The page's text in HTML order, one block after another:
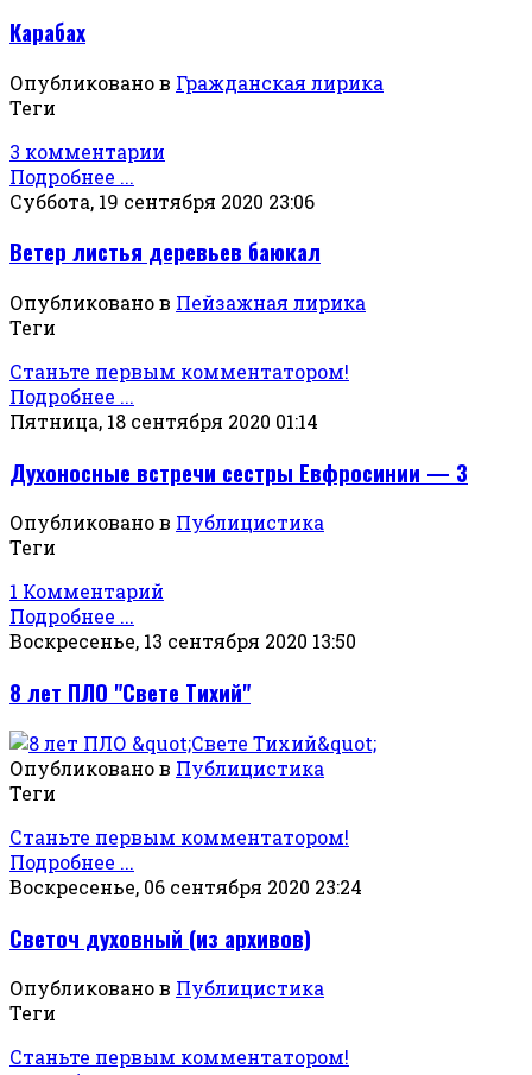
Карабах
Опубликовано в Гражданская лирика
Теги
3 комментарии
Подробнее ...
Суббота, 19 сентября 2020 23:06
Ветер листья деревьев баюкал
Опубликовано в Пейзажная лирика
Теги
Станьте первым комментатором!
Подробнее ...
Пятница, 18 сентября 2020 01:14
Духоносные встречи сестры Евфросинии — 3
Опубликовано в Публицистика
Теги
1 Комментарий
Подробнее ...
Воскресенье, 13 сентября 2020 13:50
8 лет ПЛО "Свете Тихий"
Опубликовано в Публицистика
Теги
Станьте первым комментатором!
Подробнее ...
Воскресенье, 06 сентября 2020 23:24
Светоч духовный (из архивов)
Опубликовано в Публицистика
Теги
Станьте первым комментатором!